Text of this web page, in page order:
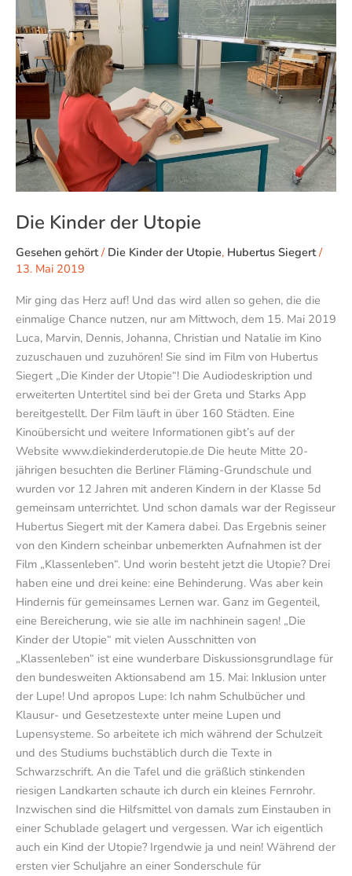
Die Kinder der Utopie
Gesehen gehört/ Die Kinder der Utopie, Hubertus Siegert/
13. Mai 2019
Mir ging das Herz auf! Und das wird allen so gehen, die die
einmalige Chance nutzen, nur am Mittwoch, dem 15. Mai 2019
Luca, Marvin, Dennis, Johanna, Christian und Natalie im Kino
zuzuschauen und zuzuhören! Sie sind im Film von Hubertus
Siegert „Die Kinder der Utopie“! Die Audiodeskription und
erweiterten Untertitel sind bei der Greta und Starks App
bereitgestellt. Der Film läuft in über 160 Städten. Eine
Kinoübersicht und weitere Informationen gibt’s auf der
Website www.diekinderderutopie.de Die heute Mitte 20-
jährigen besuchten die Berliner Fläming-Grundschule und
wurden vor 12 Jahren mit anderen Kindern in der Klasse 5d
gemeinsam unterrichtet. Und schon damals war der Regisseur
Hubertus Siegert mit der Kamera dabei. Das Ergebnis seiner
von den Kindern scheinbar unbemerkten Aufnahmen ist der
Film „Klassenleben“. Und worin besteht jetzt die Utopie? Drei
haben eine und drei keine: eine Behinderung. Was aber kein
Hindernis für gemeinsames Lernen war. Ganz im Gegenteil,
eine Bereicherung, wie sie alle im nachhinein sagen! „Die
Kinder der Utopie“ mit vielen Ausschnitten von
„Klassenleben“ ist eine wunderbare Diskussionsgrundlage für
den bundesweiten Aktionsabend am 15. Mai: Inklusion unter
der Lupe! Und apropos Lupe: Ich nahm Schulbücher und
Klausur- und Gesetzestexte unter meine Lupen und
Lupensysteme. So arbeitete ich mich während der Schulzeit
und des Studiums buchstäblich durch die Texte in
Schwarzschrift. An die Tafel und die gräßlich stinkenden
riesigen Landkarten schaute ich durch ein kleines Fernrohr.
Inzwischen sind die Hilfsmittel von damals zum Einstauben in
einer Schublade gelagert und vergessen. War ich eigentlich
auch ein Kind der Utopie? Irgendwie ja und nein! Während der
ersten vier Schuljahre an einer Sonderschule für
Utopie